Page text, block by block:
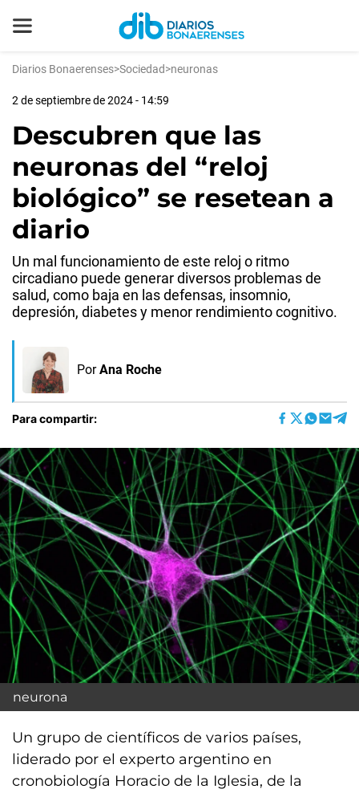
Diarios Bonaerenses>Sociedad>neuronas
2 de septiembre de 2024 - 14:59
Descubren que las
neuronas del “reloj
biológico” se resetean a
diario
Un mal funcionamiento de este reloj o ritmo
circadiano puede generar diversos problemas de
salud, como baja en las defensas, insomnio,
depresión, diabetes y menor rendimiento cognitivo.
Por Ana Roche
Para compartir:
neurona
Un grupo de científicos de varios países,
liderado por el experto argentino en
cronobiología Horacio de la Iglesia, de la